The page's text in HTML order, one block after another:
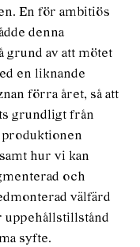
En för ambitiös
denna
grund av att mötet
en liknande
förra året, så att
grundligt från
hur vi kan
och
välfärd
uppehållstillstånd
syfte.